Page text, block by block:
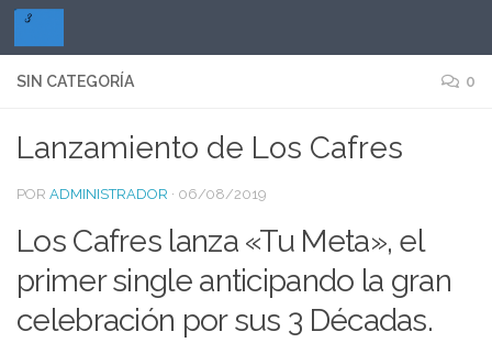
SIN CATEGORÍA 0
Lanzamiento de Los Cafres
POR ADMINISTRADOR · 06/08/2019
Los Cafres lanza «Tu Meta», el
primer single anticipando la gran
celebración por sus 3 Décadas.